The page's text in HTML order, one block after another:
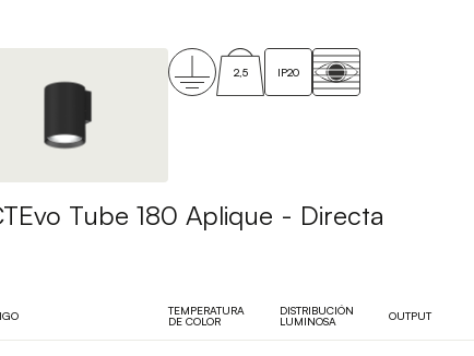
2,5 IP20
Tube 180 Aplique - Directa
TEMPERATURA
DE COLOR
DISTRIBUCIÓN
LUMINOSA
OUTPUT